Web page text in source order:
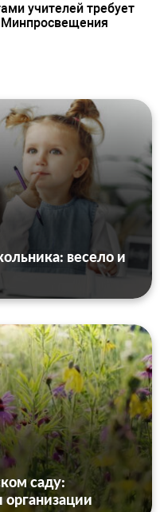
учителей требует
Минпросвещения
весело и
саду: